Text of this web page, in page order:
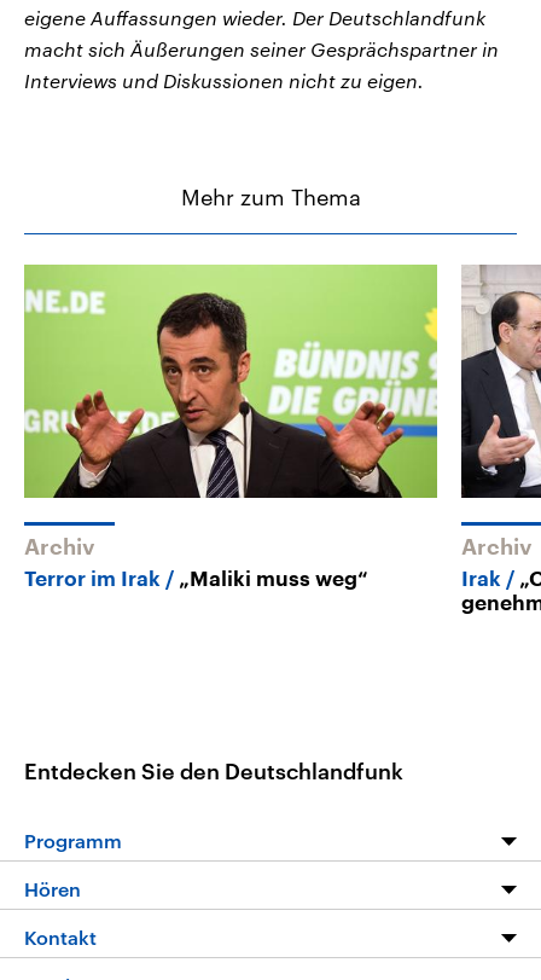
eigene Auffassungen wieder. Der Deutschlandfunk
macht sich Äußerungen seiner Gesprächspartner in
Interviews und Diskussionen nicht zu eigen.
Mehr zum Thema
Archiv
Terror im Irak „Maliki muss weg“
Archiv
Irak
Entdecken Sie den Deutschlandfunk
Programm
Programm
Die Nachrichten
Hören
Livestream
Kontakt